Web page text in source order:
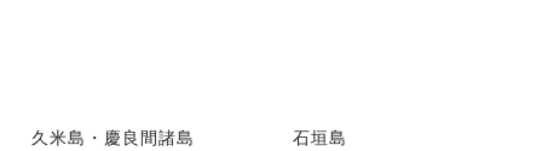
久米島・慶良間諸島 石垣島